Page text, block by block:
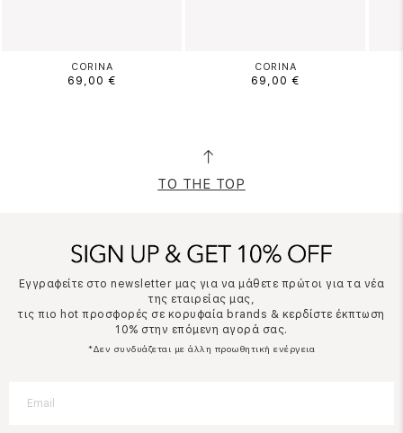
CORINA
69,00 €
CORINA
69,00 €
TO THE TOP
Εγγραφείτε στο newsletter μας για να μάθετε πρώτοι για τα νέα
της εταιρείας μας,
τις πιο hot προσφορές σε κορυφαία brands & κερδίστε έκπτωση
10% στην επόμενη αγορά σας.
*Δεν συνδυάζεται με άλλη προωθητική ενέργεια